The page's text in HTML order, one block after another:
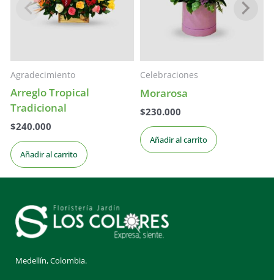
Agradecimiento
Arreglo Tropical
Tradicional
$240.000
Añadir al carrito
Celebraciones
Morarosa
$230.000
Añadir al carrito
Medellín, Colombia.